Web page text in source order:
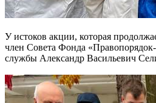
У истоков акции, которая
член Совета Фонда
службы Александр Васильевич